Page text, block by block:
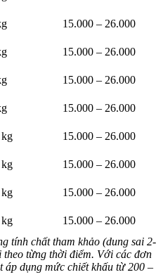
15.000 – 26.000
15.000 – 26.000
15.000 – 26.000
15.000 – 26.000
kg
15.000 – 26.000
kg
15.000 – 26.000
15.000 – 26.000
kg
15.000 – 26.000
tính chất tham khảo (dung sai 2-
theo từng thời điểm. Với các đơn
dụng mức chiết khấu từ 200 –